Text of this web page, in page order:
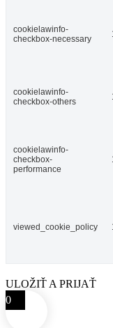
cookielawinfo-
checkbox-necessary
cookielawinfo-
checkbox-others
cookielawinfo-
checkbox-
performance
viewed_cookie_policy
ULOŽIŤ A PRIJAŤ
0